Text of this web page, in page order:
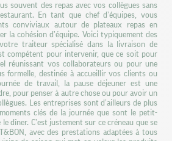
souvent des repas avec vos collègues sans
En tant que chef d’équipes, vous
conviviaux autour de plateaux repas en
la cohésion d’équipe. Voici typiquement des
traiteur spécialisé dans la livraison de
compétent pour intervenir, que ce soit pour
réunissant vos collaborateurs ou pour une
formelle, destinée à accueillir vos clients ou
de travail, la pause déjeuner est une
pour penser à autre chose ou pour avoir un
Les entreprises sont d’ailleurs de plus
clés de la journée que sont le petit-
dîner. C’est justement sur ce créneau que se
avec des prestations adaptées à tous